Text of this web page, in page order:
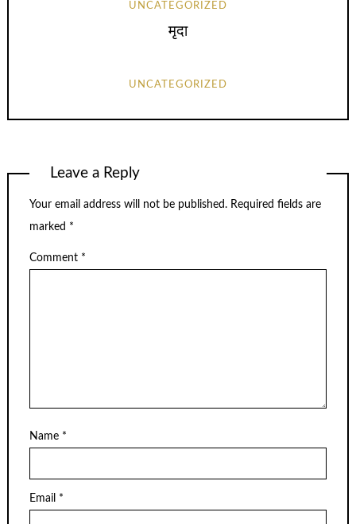
UNCATEGORIZED
मृदा
UNCATEGORIZED
Leave a Reply
Your email address will not be published. Required fields are
marked *
Comment *
Name *
Email *